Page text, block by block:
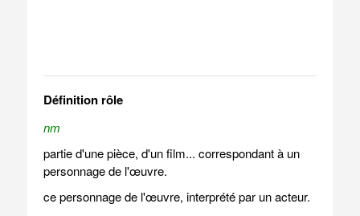
Définition rôle
nm
partie d'une pièce, d'un film... correspondant à un
personnage de l'œuvre.
ce personnage de l'œuvre, interprété par un acteur.